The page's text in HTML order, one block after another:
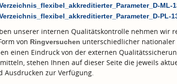
ML-
PL-
unserer internen Qualitätskontrolle nehmen wir
von Ringversuchen unterschiedlicher
einen Eindruck von der externen
stehen Ihnen auf dieser Seite die jeweils
Ausdrucken zur Verfügung.